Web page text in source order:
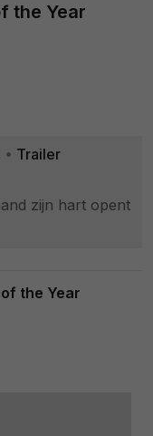
the Year
• Trailer
zijn hart opent
the Year